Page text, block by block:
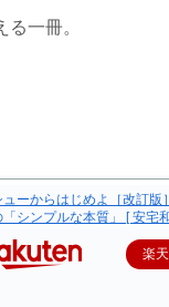
る一冊。
ューからはじめよ［改訂版
「シンプルな本質」 [ 安宅
楽